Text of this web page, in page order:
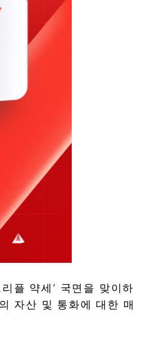
플 약세’ 국면을 맞이하
자산 및 통화에 대한 매